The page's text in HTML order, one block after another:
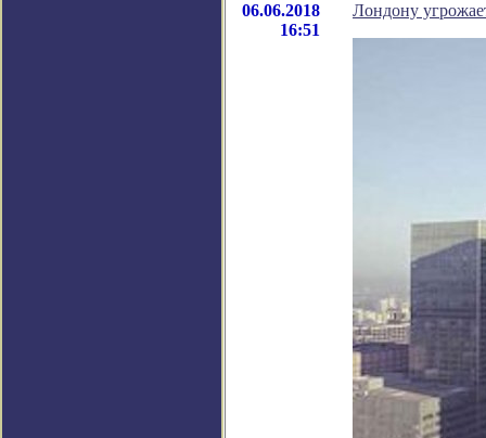
06.06.2018
16:51
Лондону